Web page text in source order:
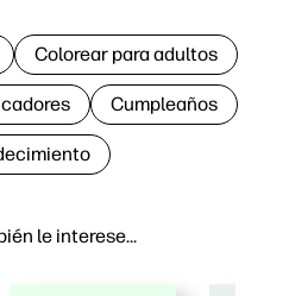
le interese…
Colorear para adultos
Cumpleaños